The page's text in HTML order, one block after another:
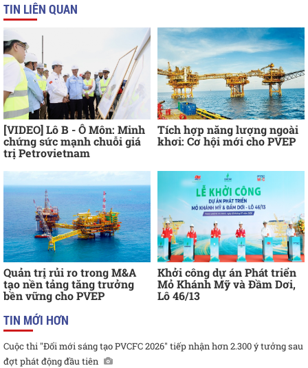
TIN LIÊN QUAN
[VIDEO] Lô B - Ô Môn: Minh
chứng sức mạnh chuỗi giá
trị Petrovietnam
Tích hợp năng lượng ngoài
khơi: Cơ hội mới cho PVEP
Quản trị rủi ro trong M&A
tạo nền tảng tăng trưởng
bền vững cho PVEP
Khởi công dự án Phát triển
Mỏ Khánh Mỹ và Đầm Dơi,
Lô 46/13
TIN MỚI HƠN
Cuộc thi "Đổi mới sáng tạo PVCFC 2026" tiếp nhận hơn 2.300 ý tưởng sau
đợt phát động đầu tiên